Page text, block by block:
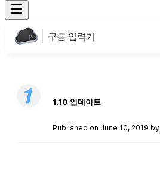
구름 입력기
1.10 업데이트
Published on June 10, 2019 by